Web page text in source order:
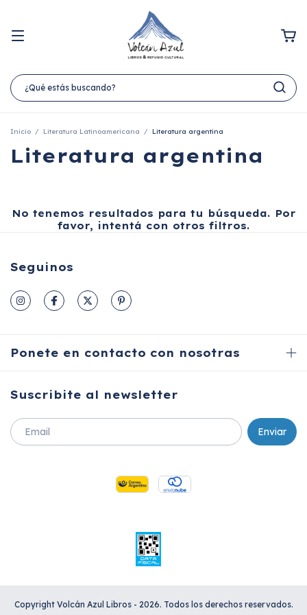
Inicio / Literatura Latinoamericana / Literatura argentina
Literatura argentina
No tenemos resultados para tu búsqueda. Por
favor, intentá con otros filtros.
Seguinos
Ponete en contacto con nosotras
Suscribite al newsletter
Copyright Volcán Azul Libros - 2026. Todos los derechos reservados.